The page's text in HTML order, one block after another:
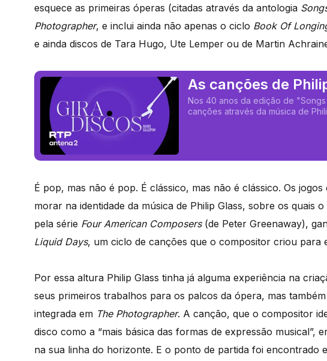
esquece as primeiras óperas (citadas através da antologia
Photographer, e inclui ainda não apenas o ciclo Book Of
e ainda discos de Tara Hugo, Ute Lemper ou de Martin
As canções de
Nos 40 anos da edição de
canções através da música de
É pop, mas não é pop. É clássico, mas não é clássico. Os
morar na identidade da música de Philip Glass, sobre os quais
pela série Four American Composers(de Peter Greenaway),
Liquid Days, um ciclo de canções que o compositor criou para
Por essa altura Philip Glass tinha já alguma experiência na
seus primeiros trabalhos para os palcos da ópera, mas
integrada em The Photographer. A canção, que o compositor
disco como a “mais básica das formas de expressão musical”,
na sua linha do horizonte. E o ponto de partida foi encontrado